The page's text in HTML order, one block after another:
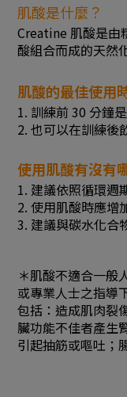
肌酸是什麼？
Creatine 肌酸是由
酸組合而成的天然
肌酸的最佳使用
1. 訓練前 30 分鐘
2. 也可以在訓練後
使用肌酸有沒有
1. 建議依照循環週
2. 使用肌酸時應增
3. 建議與碳水化合
＊肌酸不適合一般
或專業人士之指導
包括：造成肌肉裂
臟功能不佳者產生
引起抽筋或嘔吐；